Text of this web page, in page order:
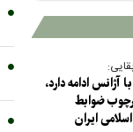
آژانس ادامه دارد،
ضوابط
ایران